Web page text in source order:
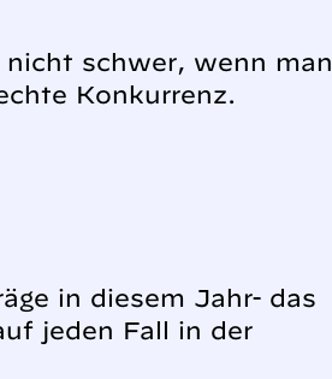
nicht schwer, wenn man
Konkurrenz.
in diesem Jahr- das
jeden Fall in der